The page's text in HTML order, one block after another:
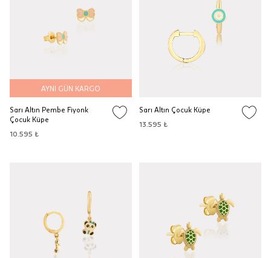
AYNI GÜN KARGO
Sarı Altın Pembe Fiyonk
Çocuk Küpe
10.595 ₺
Sarı Altın Çocuk Küpe
13.595 ₺